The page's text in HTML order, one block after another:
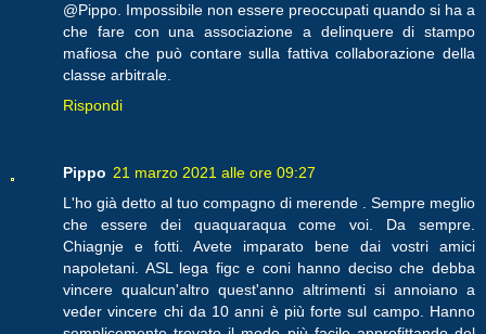
@Pippo. Impossibile non essere preoccupati quando si ha a
che fare con una associazione a delinquere di stampo
mafiosa che può contare sulla fattiva collaborazione della
classe arbitrale.
Rispondi
Pippo 21 marzo 2021 alle ore 09:27
L'ho già detto al tuo compagno di merende . Sempre meglio
che essere dei quaquaraqua come voi. Da sempre.
Chiagnje e fotti. Avete imparato bene dai vostri amici
napoletani. ASL lega figc e coni hanno deciso che debba
vincere qualcun'altro quest'anno altrimenti si annoiano a
veder vincere chi da 10 anni è più forte sul campo. Hanno